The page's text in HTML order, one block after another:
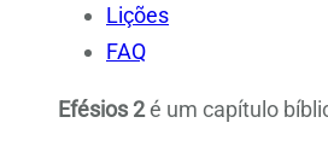
Lições
FAQ
Efésios 2é um capítulo